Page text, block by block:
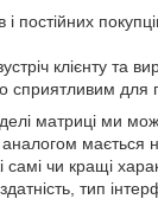
постійних
клієнту та
сприятливим для
матриці ми
мається
самі чи кращі
тип